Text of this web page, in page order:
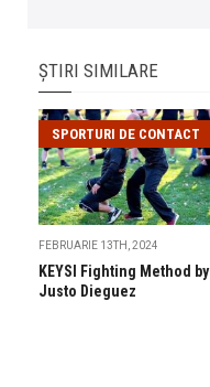
ȘTIRI SIMILARE
SPORTURI DE CONTACT
FEBRUARIE 13TH, 2024
KEYSI Fighting Method by
Justo Dieguez